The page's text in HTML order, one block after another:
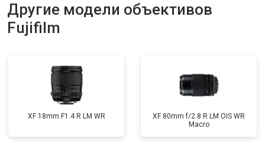
Другие модели объективов
Fujifilm
XF 18mm F1.4 R LM WR
XF 80mm f/2.8 R LM OIS WR
Macro